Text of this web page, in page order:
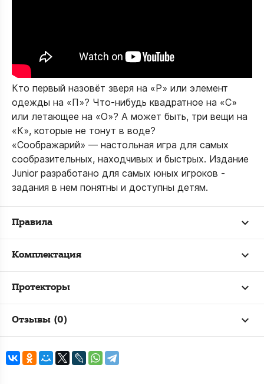
Кто первый назовёт зверя на «Р» или элемент
одежды на «П»? Что-нибудь квадратное на «С»
или летающее на «О»? А может быть, три вещи на
«К», которые не тонут в воде?
«Соображарий» — настольная игра для самых
сообразительных, находчивых и быстрых. Издание
Junior разработано для самых юных игроков -
задания в нем понятны и доступны детям.
Правила
Комплектация
Протекторы
Отзывы (0)